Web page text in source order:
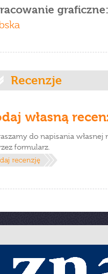
graficzne:
Recenzje
własną
do napisania własnej
formularz.